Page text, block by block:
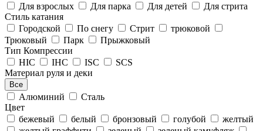
Для взрослых
Для парка Для детей
Для стрита
Стиль катания
Городской
По снегу Стрит
трюковой
Трюковый
Парк
Прыжковый
Тип Компрессии
HIC
IHC ISC
SCS
Материал руля и деки
Все
Алюминий
Сталь
Цвет
бежевый
белый бронзовый голубой
желтый